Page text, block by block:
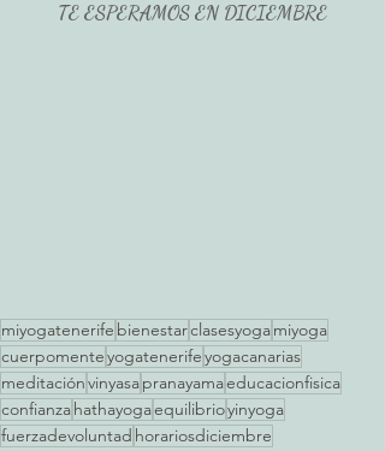
TE ESPERAMOS EN DICIEMBRE
miyogatenerife bienestarclasesyogamiyoga
cuerpomenteyogatenerifeyogacanarias
meditaciónvinyasapranayamaeducacionfisica
confianzahathayogaequilibrioyinyoga
fuerzadevoluntad horariosdiciembre